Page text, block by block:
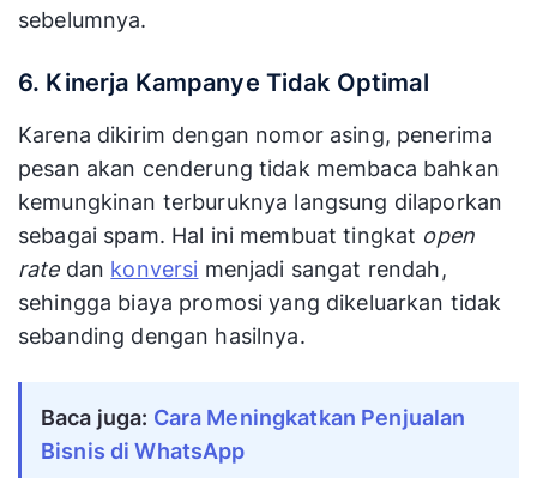
sebelumnya.
6. Kinerja Kampanye Tidak Optimal
Karena dikirim dengan nomor asing, penerima
pesan akan cenderung tidak membaca bahkan
kemungkinan terburuknya langsung dilaporkan
sebagai spam. Hal ini membuat tingkat open
ratedan konversi menjadi sangat rendah,
sehingga biaya promosi yang dikeluarkan tidak
sebanding dengan hasilnya.
Baca juga: Cara Meningkatkan Penjualan
Bisnis di WhatsApp